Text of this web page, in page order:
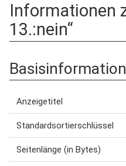
Informationen
13.:nein“
Anzeigetitel
Standardsortierschlüssel
Seitenlänge (in Bytes)